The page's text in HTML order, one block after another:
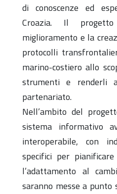
di conoscenze ed
Croazia. Il
miglioramento e la
protocolli
marino-costiero allo
strumenti e renderli
partenariato.
Nell’ambito del
sistema informativo
interoperabile, con
specifici per
l’adattamento al
saranno messe a